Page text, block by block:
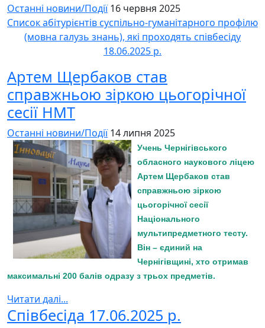
Останні новини/Події 16 червня 2025
Список абітурієнтів суспільно-гуманітарного профілю
(мовна галузь знань), які проходять співбесіду
18.06.2025 р.
Артем Щербаков став
справжньою зіркою цьогорічної
сесії НМТ
Останні новини/Події 14 липня 2025
Учень Чернігівського
обласного наукового ліцею
Артем Щербаков став
справжньою зіркою
цьогорічної сесії
Національного
мультипредметного тесту.
Він – єдиний на
Чернігівщині, хто отримав
максимальні 200 балів одразу з трьох предметів.
Читати далі...
Співбесіда 17.06.2025 р.